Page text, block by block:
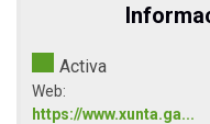
Activa
Web:
https://www.xunta.ga...